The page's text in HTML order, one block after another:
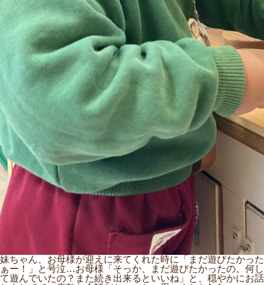
妹ちゃん、お母様が迎えに来てくれた時に「まだ遊びたかった
ぁー！」と号泣…お母様「そっか、まだ遊びたかったの。何し
て遊んでいたの？また続き出来るといいね」と、穏やかにお話